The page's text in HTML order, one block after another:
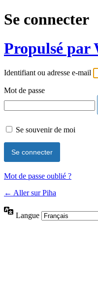
Se connecter
Propulsé par
Identifiant ou adresse e-mail
Mot de passe
Se souvenir de moi
Mot de passe oublié ?
← Aller sur Piha
Langue